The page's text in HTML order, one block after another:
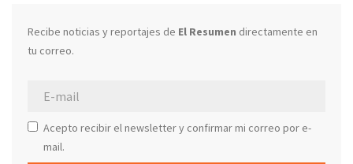
Recibe noticias y reportajes de El Resumen directamente en
tu correo.
Acepto recibir el newsletter y confirmar mi correo por e-
mail.